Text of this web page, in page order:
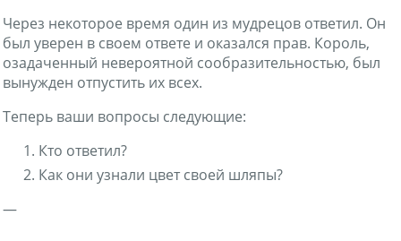
Через некоторое время один из мудрецов ответил. Он
был уверен в своем ответе и оказался прав. Король,
озадаченный невероятной сообразительностью, был
вынужден отпустить их всех.
Теперь ваши вопросы следующие:
Кто ответил?
Как они узнали цвет своей шляпы?
—